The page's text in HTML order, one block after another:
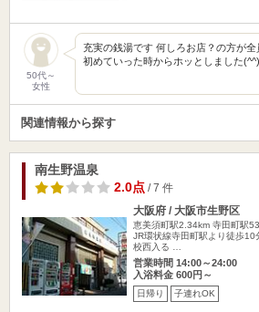
50代～
女性
充実の銭湯です 何しろお店？の方が
初めていった時からホッとしました
関連情報から探す
南生野温泉
2.0点/ 7 件
大阪府 / 大阪市生野区
恵美須町駅2.34km 寺田町駅
JR環状線寺田町駅より徒歩
校西入る …
営業時間 14:00～24:00
入浴料金 600円～
日帰り 子連れOK